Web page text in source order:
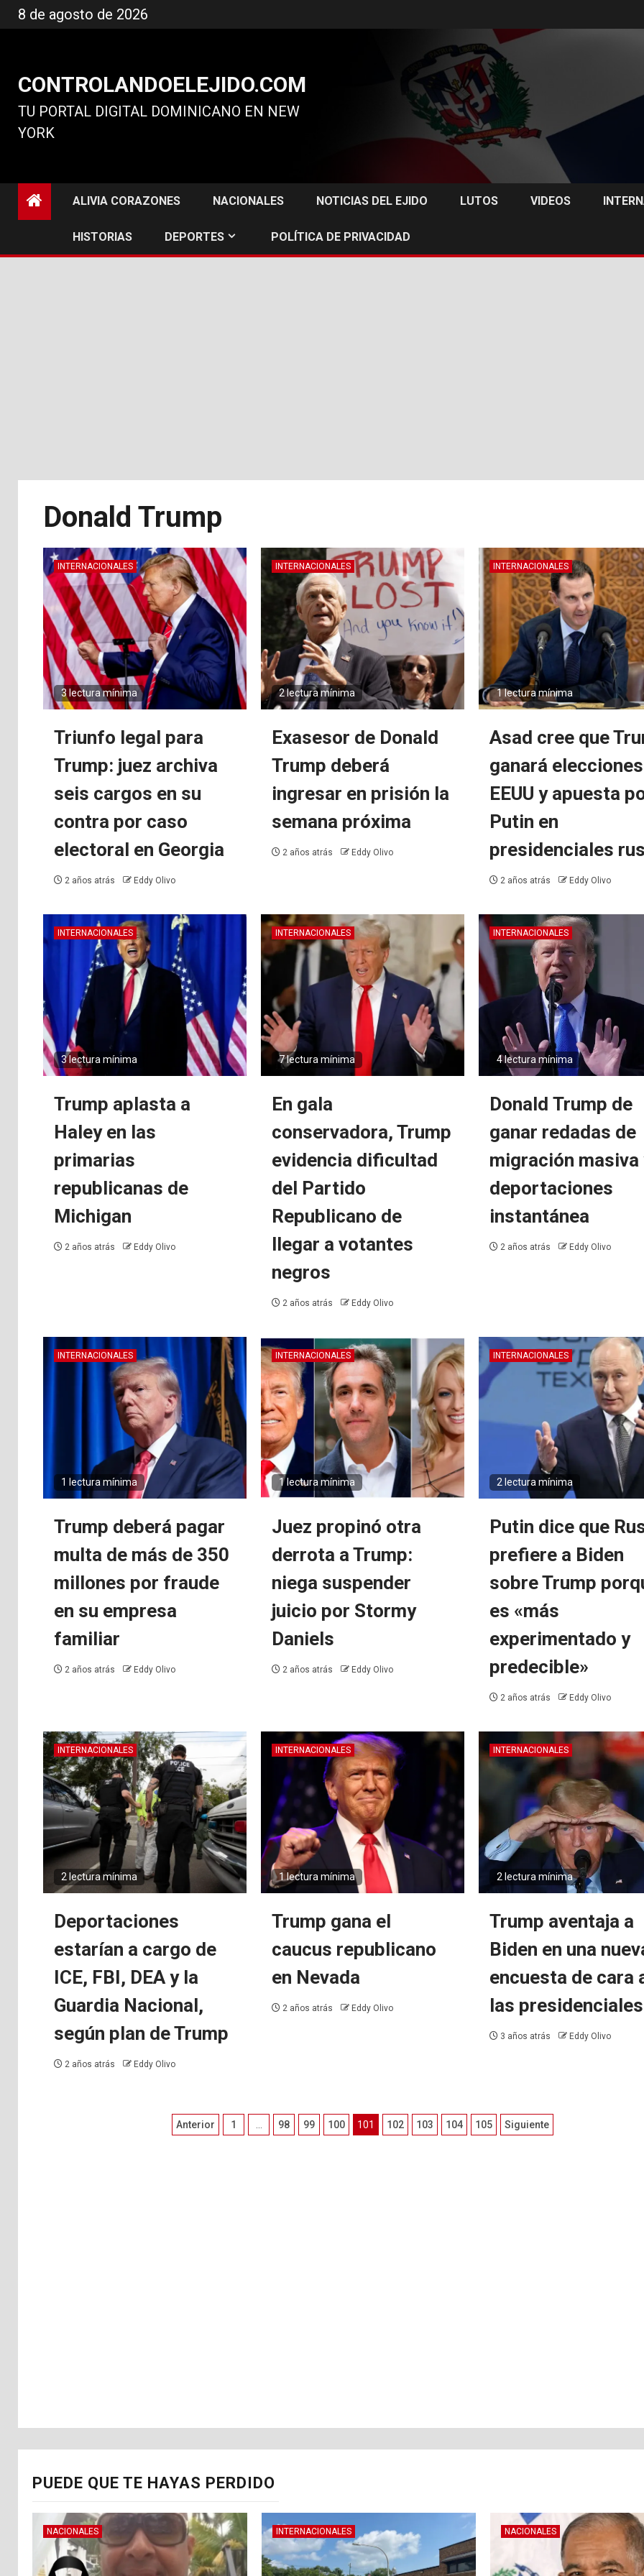
al
8 de agosto de 2026
CONTROLANDOELEJIDO.COM
TU PORTAL DIGITAL DOMINICANO EN NEW
YORK
ALIVIA CORAZONES NACIONALES NOTICIAS DEL EJIDO LUTOS VIDEOS
HISTORIAS DEPORTES POLÍTICA DE PRIVACIDAD
Donald Trump
INTERNACIONALES
3 lectura mínima
Triunfo legal para
Trump: juez archiva
seis cargos en su
contra por caso
electoral en Georgia
2 años atrás Eddy Olivo
INTERNACIONALES
2 lectura mínima
Exasesor de Donald
Trump deberá
ingresar en prisión la
semana próxima
2 años atrás Eddy Olivo
INTERNACIONALES
1 lectura mínima
Asad cree que
ganará
EEUU y apuesta
Putin en
presidenciales
2 años atrás Eddy Olivo
INTERNACIONALES
3 lectura mínima
Trump aplasta a
Haley en las
primarias
republicanas de
Michigan
2 años atrás Eddy Olivo
INTERNACIONALES
7 lectura mínima
En gala
conservadora, Trump
evidencia dificultad
del Partido
Republicano de
llegar a votantes
negros
2 años atrás Eddy Olivo
INTERNACIONALES
4 lectura mínima
Donald Trump de
ganar redadas de
migración masiva
deportaciones
instantánea
2 años atrás Eddy Olivo
INTERNACIONALES
1 lectura mínima
Trump deberá pagar
multa de más de 350
millones por fraude
en su empresa
familiar
2 años atrás Eddy Olivo
INTERNACIONALES
1 lectura mínima
Juez propinó otra
derrota a Trump:
niega suspender
juicio por Stormy
Daniels
2 años atrás Eddy Olivo
INTERNACIONALES
2 lectura mínima
Putin dice que
prefiere a Biden
sobre Trump
es «más
experimentado y
predecible»
2 años atrás Eddy Olivo
INTERNACIONALES
2 lectura mínima
Deportaciones
estarían a cargo de
ICE, FBI, DEA y la
Guardia Nacional,
según plan de Trump
2 años atrás Eddy Olivo
INTERNACIONALES
1 lectura mínima
Trump gana el
caucus republicano
en Nevada
2 años atrás Eddy Olivo
INTERNACIONALES
2 lectura mínima
Trump aventaja a
Biden en una
encuesta de cara
las presidenciales
3 años atrás Eddy Olivo
Paginación
Anterior 1 98 99 100 101 102 103 104 105 Siguiente
PUEDE QUE TE HAYAS PERDIDO
NACIONALES INTERNACIONALES NACIONALES